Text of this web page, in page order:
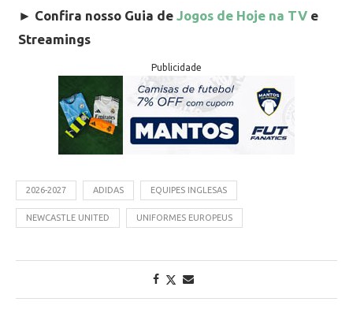
► Confira nosso Guia de Jogos de Hoje na TV e
Streamings
Publicidade
2026-2027 ADIDAS EQUIPES INGLESAS
NEWCASTLE UNITED UNIFORMES EUROPEUS